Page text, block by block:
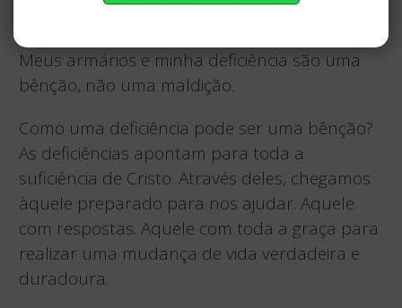
Meus armários e minha deficiência são uma
bênção, não uma maldição.
Como uma deficiência pode ser uma bênção?
As deficiências apontam para toda a
suficiência de Cristo. Através deles, chegamos
àquele preparado para nos ajudar. Aquele
com respostas. Aquele com toda a graça para
realizar uma mudança de vida verdadeira e
duradoura.